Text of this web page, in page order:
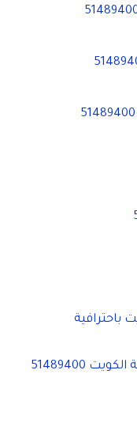
باحترافية